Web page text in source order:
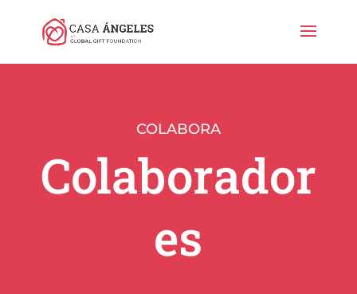
COLABORA
Colaborador
es